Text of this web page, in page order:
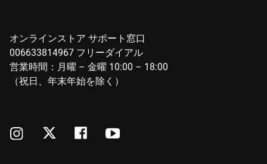
オンラインストア サポート窓口
006633814967 フリーダイアル
営業時間：月曜 – 金曜 10:00 – 18:00
（祝日、年末年始を除く）